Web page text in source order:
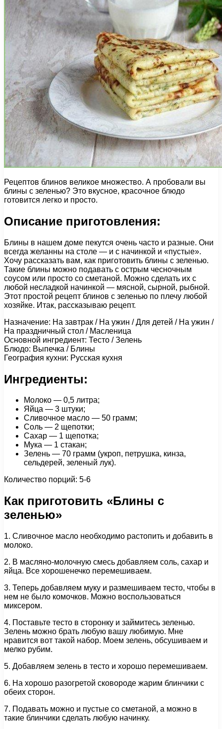
Рецептов блинов великое множество. А пробовали вы
блины с зеленью? Это вкусное, красочное блюдо
готовится легко и просто.
Описание приготовления:
Блины в нашем доме пекутся очень часто и разные. Они
всегда желанны на столе — и с начинкой и «пустые».
Хочу рассказать вам, как приготовить блины с зеленью.
Такие блины можно подавать с острым чесночным
соусом или просто со сметаной. Можно сделать их с
любой несладкой начинкой — мясной, сырной, рыбной.
Этот простой рецепт блинов с зеленью по плечу любой
хозяйке. Итак, рассказываю рецепт.
Назначение: На завтрак / На ужин / Для детей / На ужин /
На праздничный стол / Масленица
Основной ингредиент: Тесто / Зелень
Блюдо: Выпечка / Блины
География кухни: Русская кухня
Ингредиенты:
Молоко — 0,5 литра;
Яйца — 3 штуки;
Сливочное масло — 50 грамм;
Соль — 2 щепотки;
Сахар — 1 щепотка;
Мука — 1 стакан;
Зелень — 70 грамм (укроп, петрушка, кинза,
сельдерей, зеленый лук).
Количество порций: 5-6
Как приготовить «Блины с
зеленью»
1. Сливочное масло необходимо растопить и добавить в
молоко.
2. В масляно-молочную смесь добавляем соль, сахар и
яйца. Все хорошенечко перемешиваем.
3. Теперь добавляем муку и размешиваем тесто, чтобы в
нем не было комочков. Можно воспользоваться
миксером.
4. Поставьте тесто в сторонку и займитесь зеленью.
Зелень можно брать любую вашу любимую. Мне
нравится вот такой набор. Моем зелень, обсушиваем и
мелко рубим.
5. Добавляем зелень в тесто и хорошо перемешиваем.
6. На хорошо разогретой сковороде жарим блинчики с
обеих сторон.
7. Подавать можно и пустые со сметаной, а можно в
такие блинчики сделать любую начинку.